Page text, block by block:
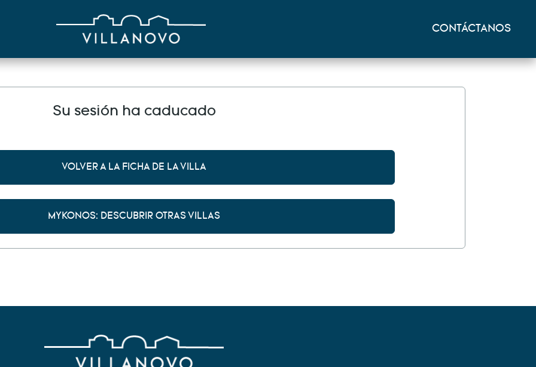
CONTÁCTANOS
Su sesión ha caducado
VOLVER A LA FICHA DE LA VILLA
MYKONOS: DESCUBRIR OTRAS VILLAS